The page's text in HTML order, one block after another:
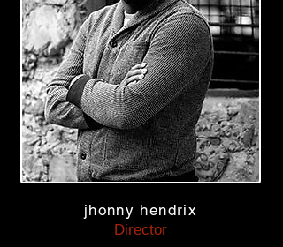
jhonny hendrix
Director